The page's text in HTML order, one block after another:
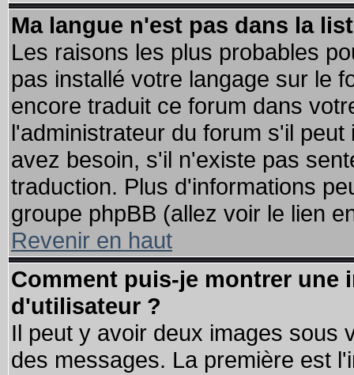
Ma langue n'est pas dans la
Les raisons les plus probables
pas installé votre langage sur le
encore traduit ce forum dans
l'administrateur du forum s'il
avez besoin, s'il n'existe pas
traduction. Plus d'informations
groupe phpBB (allez voir le lien
Revenir en haut
Comment puis-je montrer une
d'utilisateur ?
Il peut y avoir deux images sous
des messages. La première est